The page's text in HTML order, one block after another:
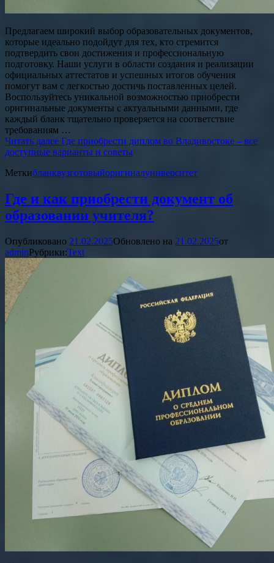
Предлагаем широкий выбор образовательных документов,
которые идеально подойдут для тех, кто стремится
подтвердить свои достижения и профессиональную
подготовку. Наши услуги в области создания и реализации
официальных аттестатов и успешных итогов обучения
помогут вам с легкостью достичь поставленных целей.
Воспользуйтесь уникальной возможностью приобрести
оригинальные документы с актуальными данными, где
каждый бланк тщательно проверяется на соответствие
требованиям …
Читать далее Где приобрести диплом во Владивостоке – все
доступные варианты и советы
Меткибланквузготовыйоригиналуниверситет
Где и как приобрести документ об
образовании учителя?
Опубликовано 21.02.2025Обновлено на 21.02.2025от
adminРубрики:Text